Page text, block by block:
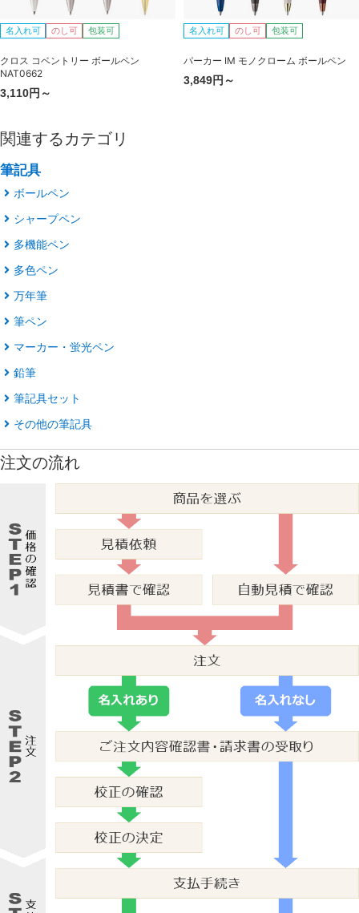
名入れ可 のし可 包装可
クロス コベントリー ボールペン
NAT0662
3,110円～
名入れ可 のし可 包装可
パーカー IM モノクローム ボールペン
3,849円～
関連するカテゴリ
筆記具
ボールペン
シャープペン
多機能ペン
多色ペン
万年筆
筆ペン
マーカー・蛍光ペン
鉛筆
筆記具セット
その他の筆記具
注文の流れ